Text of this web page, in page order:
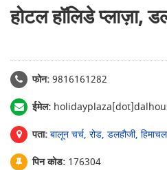
होटल हॉलिडे प्लाज़ा,
फोन:9816161282
ईमेल:
पता: बालून चर्च, रोड, डलहौजी,
पिन कोड: 176304